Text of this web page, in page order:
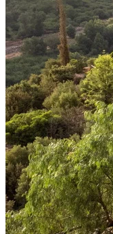
KROATIEN
MADEIRA
MALLORCA
MALTA
PORTUGAL
SCHWEDEN
SCHWEIZ
SPANIEN
SÜDTIROL
ORIENT
ABU DHABI
DUBAI
OMAN
QATAR